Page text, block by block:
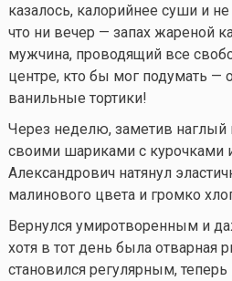
казалось, калорийнее суши и не
что ни вечер — запах жареной
мужчина, проводящий все
центре, кто бы мог подумать —
ванильные тортики!
Через неделю, заметив наглый
своими шариками с курочками
Александрович натянул
малинового цвета и громко
Вернулся умиротворенным и
хотя в тот день была отварная
становился регулярным,